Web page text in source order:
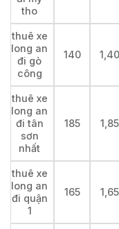
tho
thuê xe
long an
đi gò
công
140
thuê xe
long an
đi tân
sơn
nhất
185
thuê xe
long an
đi quận
1
165